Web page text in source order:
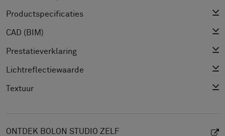
Productspecificaties
CAD (BIM)
Prestatieverklaring
Lichtreflectiewaarde
Textuur
ONTDEK BOLON STUDIO ZELF